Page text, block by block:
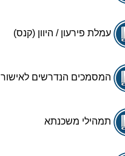
עמלת פירעון / היוון (קנס)
המסמכים הנדרשים לאישור
תמהילי משכנתא